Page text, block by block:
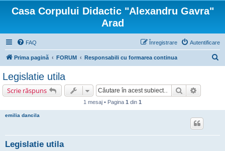
Casa Corpului Didactic "Alexandru Gavra"
Arad
FAQ Autentificare
Înregistrare
Prima pagină FORUM Responsabili cu formarea continua
Legislatie utila
Scrie răspuns Căutare
1 mesaj • Pagina 1 din 1
emilia dancila
Legislatie utila